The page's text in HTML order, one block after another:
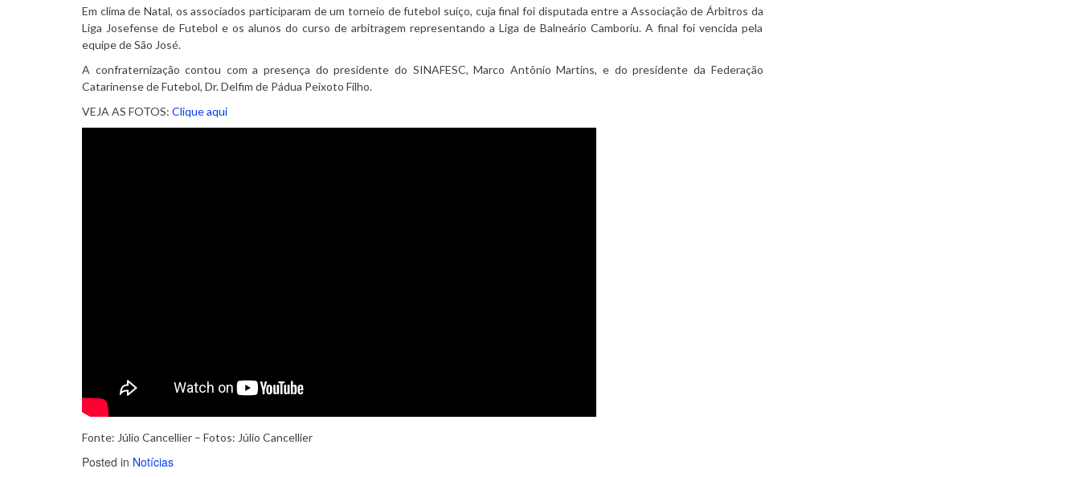
Em clima de Natal, os associados participaram de um torneio de futebol suíço, cuja final foi disputada entre a Associação de Árbitros da
Liga Josefense de Futebol e os alunos do curso de arbitragem representando a Liga de Balneário Camboriu. A final foi vencida pela
equipe de São José.
A confraternização contou com a presença do presidente do SINAFESC, Marco Antônio Martins, e do presidente da Federação
Catarinense de Futebol, Dr. Delfim de Pádua Peixoto Filho.
VEJA AS FOTOS: Clique aqui
Fonte: Júlio Cancellier – Fotos: Júlio Cancellier
Posted in Notícias